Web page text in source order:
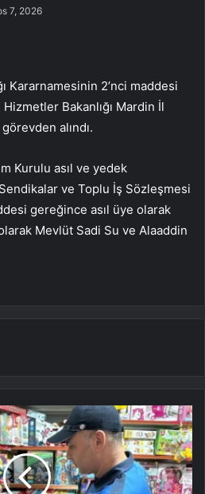
7, 2026
Kararnamesinin 2’nci maddesi
Bakanlığı Mardin İl
alındı.
Kurulu asıl ve yedek
ve Toplu İş Sözleşmesi
gereğince asıl üye olarak
Mevlüt Sadi Su ve Alaaddin